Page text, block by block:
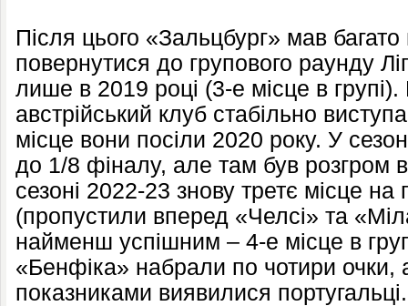
Після цього «Зальцбург» мав
повернутися до групового раунду
лише в 2019 році (3-е місце в
австрійський клуб стабільно
місце вони посіли 2020 року. У
до 1/8 фіналу, але там був розгром
сезоні 2022-23 знову третє місце на
(пропустили вперед «Челсі» та
найменш успішним – 4-е місце в
«Бенфіка» набрали по чотири очки,
показниками виявилися португальці.